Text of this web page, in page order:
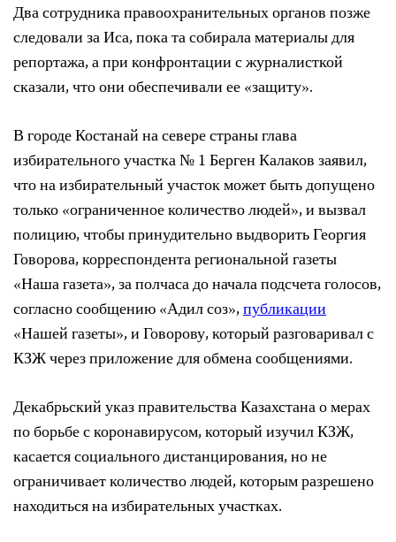
Два сотрудника правоохранительных органов позже
следовали за Иса, пока та собирала материалы для
репортажа, а при конфронтации с журналисткой
сказали, что они обеспечивали ее «защиту».
В городе Костанай на севере страны глава
избирательного участка № 1 Берген Калаков заявил,
что на избирательный участок может быть допущено
только «ограниченное количество людей», и вызвал
полицию, чтобы принудительно выдворить Георгия
Говорова, корреспондента региональной газеты
«Наша газета», за полчаса до начала подсчета голосов,
согласно сообщению «Адил соз»,публикации
«Нашей газеты», и Говорову, который разговаривал с
КЗЖ через приложение для обмена сообщениями.
Декабрьский указ правительства Казахстана о мерах
по борьбе с коронавирусом, который изучил КЗЖ,
касается социального дистанцирования, но не
ограничивает количество людей, которым разрешено
находиться на избирательных участках.